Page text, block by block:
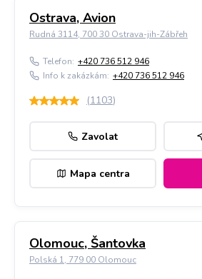
Ostrava, Avion
Rudná 3114, 700 30 Ostrava-jih-Zábřeh
Telefon: +420 736 512 946
Info k zakázkám: +420 736 512 946
(1103)
Zavolat
Mapa centra
Olomouc, Šantovka
Polská 1, 779 00 Olomouc